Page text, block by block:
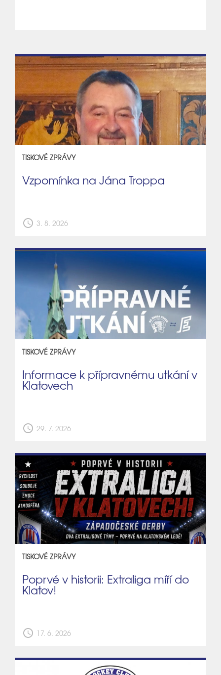
TISKOVÉ ZPRÁVY
Vzpomínka na Jána Troppa
schedule 3. 8. 2026
TISKOVÉ ZPRÁVY
Informace k přípravnému utkání v
Klatovech
schedule 29. 7. 2026
TISKOVÉ ZPRÁVY
Poprvé v historii: Extraliga míří do
Klatov!
schedule 17. 6. 2026